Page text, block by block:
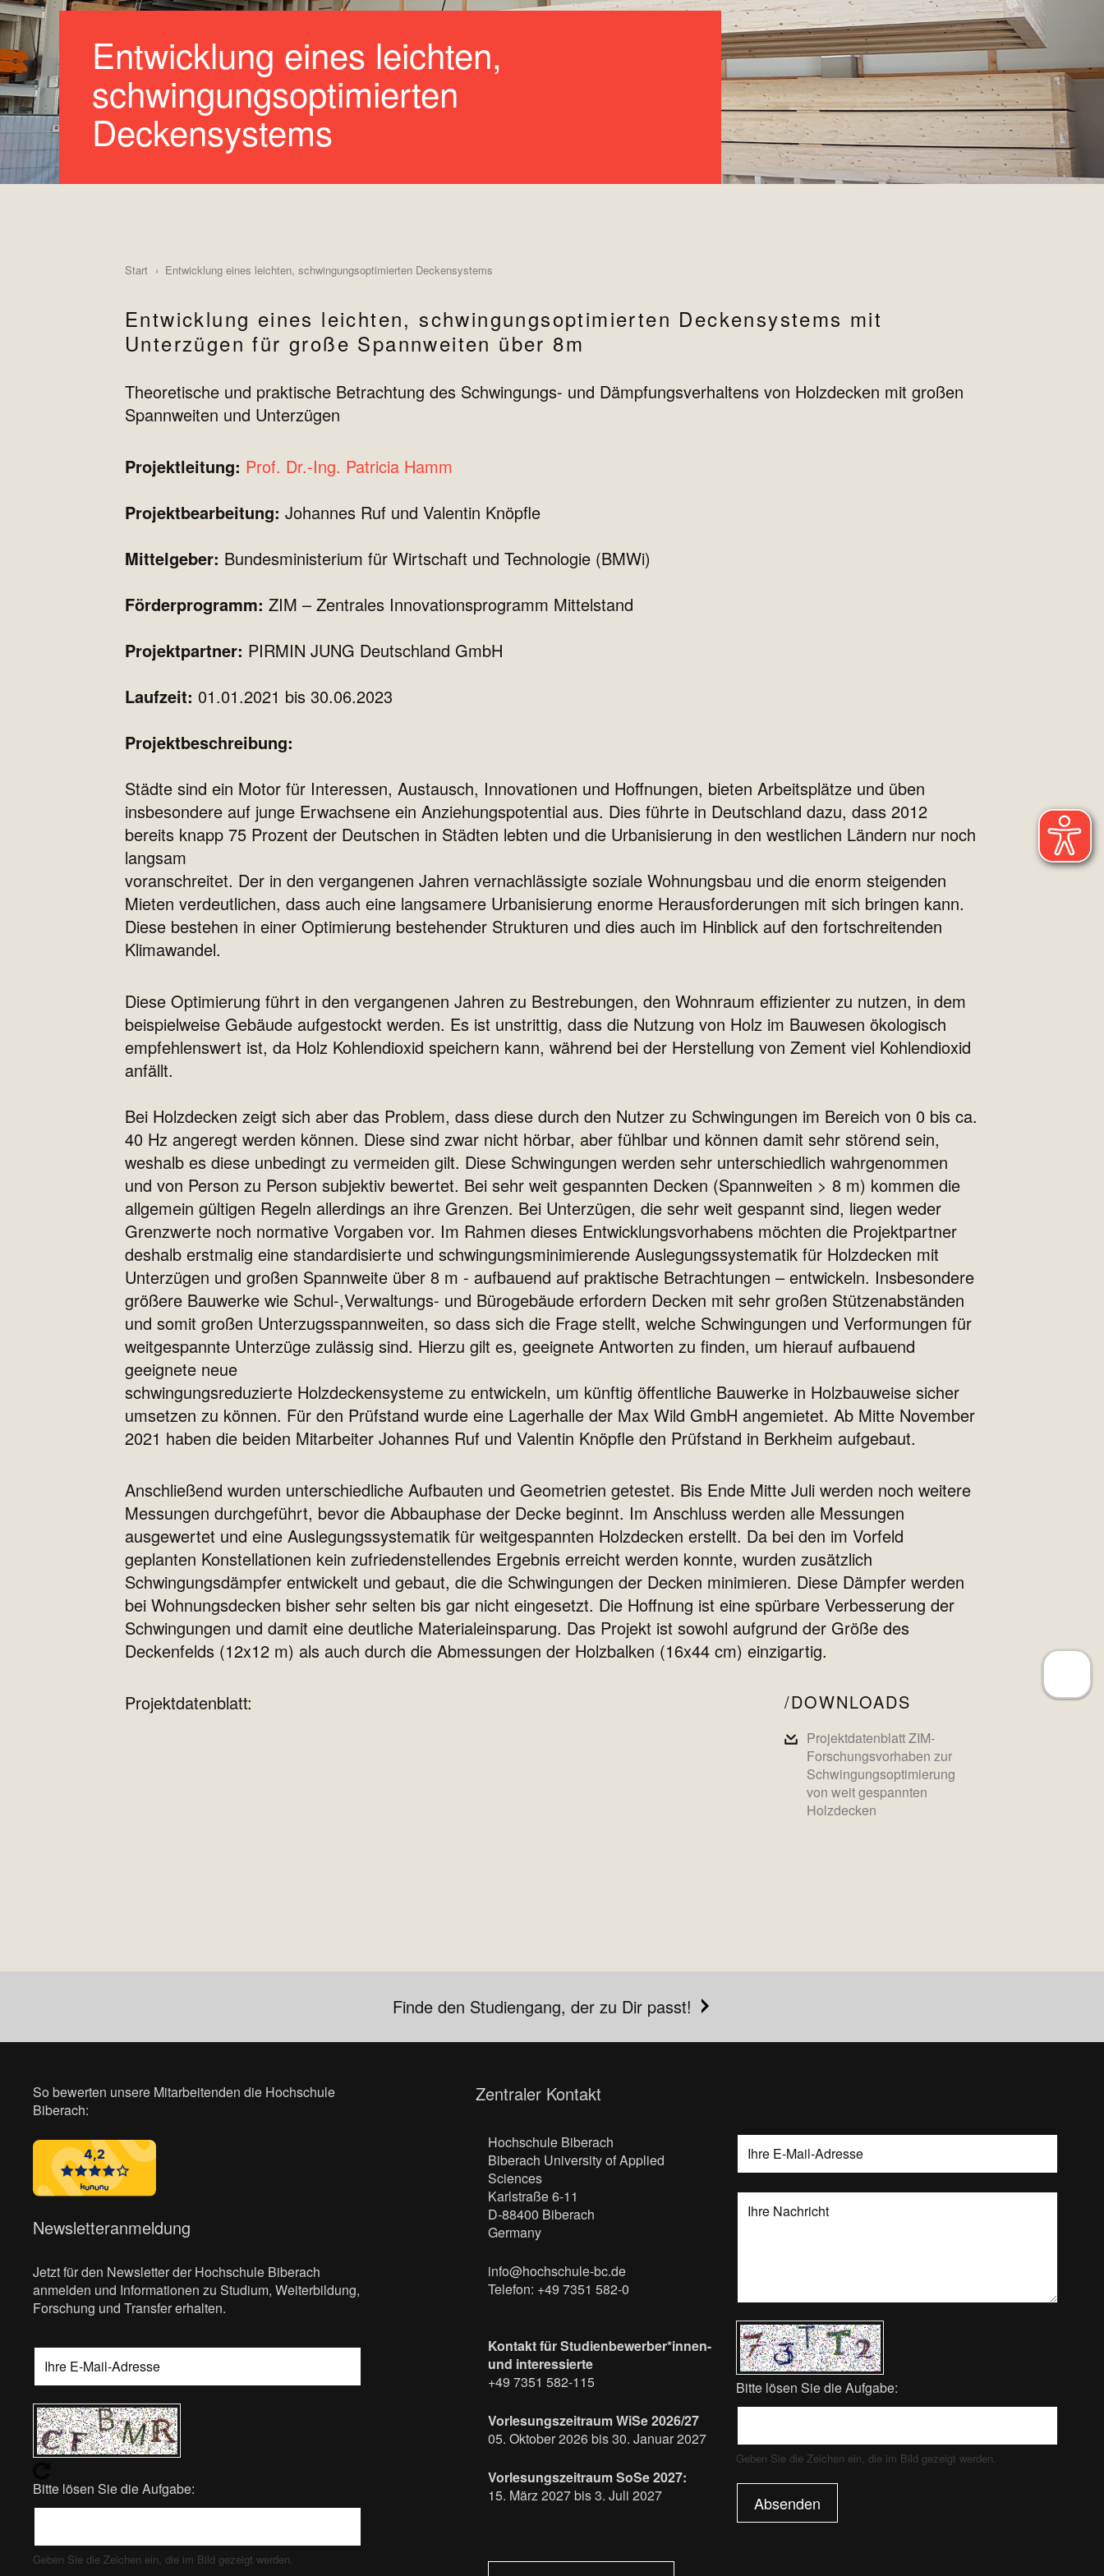
Entwicklung eines leichten,
schwingungsoptimierten
Deckensystems
Start Entwicklung eines leichten, schwingungsoptimierten Deckensystems
Entwicklung eines leichten, schwingungsoptimierten Deckensystems mit
Unterzügen für große Spannweiten über 8m
Theoretische und praktische Betrachtung des Schwingungs- und Dämpfungsverhaltens von Holzdecken mit großen
Spannweiten und Unterzügen
Projektleitung: Prof. Dr.-Ing. Patricia Hamm
Projektbearbeitung: Johannes Ruf und Valentin Knöpfle
Mittelgeber: Bundesministerium für Wirtschaft und Technologie (BMWi)
Förderprogramm: ZIM – Zentrales Innovationsprogramm Mittelstand
Projektpartner: PIRMIN JUNG Deutschland GmbH
Laufzeit: 01.01.2021 bis 30.06.2023
Projektbeschreibung:
Städte sind ein Motor für Interessen, Austausch, Innovationen und Hoffnungen, bieten Arbeitsplätze und üben
insbesondere auf junge Erwachsene ein Anziehungspotential aus. Dies führte in Deutschland dazu, dass 2012
bereits knapp 75 Prozent der Deutschen in Städten lebten und die Urbanisierung in den westlichen Ländern nur noch
langsam
voranschreitet. Der in den vergangenen Jahren vernachlässigte soziale Wohnungsbau und die enorm steigenden
Mieten verdeutlichen, dass auch eine langsamere Urbanisierung enorme Herausforderungen mit sich bringen kann.
Diese bestehen in einer Optimierung bestehender Strukturen und dies auch im Hinblick auf den fortschreitenden
Klimawandel.
Diese Optimierung führt in den vergangenen Jahren zu Bestrebungen, den Wohnraum effizienter zu nutzen, in dem
beispielweise Gebäude aufgestockt werden. Es ist unstrittig, dass die Nutzung von Holz im Bauwesen ökologisch
empfehlenswert ist, da Holz Kohlendioxid speichern kann, während bei der Herstellung von Zement viel Kohlendioxid
anfällt.
Bei Holzdecken zeigt sich aber das Problem, dass diese durch den Nutzer zu Schwingungen im Bereich von 0 bis ca.
40 Hz angeregt werden können. Diese sind zwar nicht hörbar, aber fühlbar und können damit sehr störend sein,
weshalb es diese unbedingt zu vermeiden gilt. Diese Schwingungen werden sehr unterschiedlich wahrgenommen
und von Person zu Person subjektiv bewertet. Bei sehr weit gespannten Decken (Spannweiten > 8 m) kommen die
allgemein gültigen Regeln allerdings an ihre Grenzen. Bei Unterzügen, die sehr weit gespannt sind, liegen weder
Grenzwerte noch normative Vorgaben vor. Im Rahmen dieses Entwicklungsvorhabens möchten die Projektpartner
deshalb erstmalig eine standardisierte und schwingungsminimierende Auslegungssystematik für Holzdecken mit
Unterzügen und großen Spannweite über 8 m - aufbauend auf praktische Betrachtungen – entwickeln. Insbesondere
größere Bauwerke wie Schul-,Verwaltungs- und Bürogebäude erfordern Decken mit sehr großen Stützenabständen
und somit großen Unterzugsspannweiten, so dass sich die Frage stellt, welche Schwingungen und Verformungen für
weitgespannte Unterzüge zulässig sind. Hierzu gilt es, geeignete Antworten zu finden, um hierauf aufbauend
geeignete neue
schwingungsreduzierte Holzdeckensysteme zu entwickeln, um künftig öffentliche Bauwerke in Holzbauweise sicher
umsetzen zu können. Für den Prüfstand wurde eine Lagerhalle der Max Wild GmbH angemietet. Ab Mitte November
2021 haben die beiden Mitarbeiter Johannes Ruf und Valentin Knöpfle den Prüfstand in Berkheim aufgebaut.
Anschließend wurden unterschiedliche Aufbauten und Geometrien getestet. Bis Ende Mitte Juli werden noch weitere
Messungen durchgeführt, bevor die Abbauphase der Decke beginnt. Im Anschluss werden alle Messungen
ausgewertet und eine Auslegungssystematik für weitgespannten Holzdecken erstellt. Da bei den im Vorfeld
geplanten Konstellationen kein zufriedenstellendes Ergebnis erreicht werden konnte, wurden zusätzlich
Schwingungsdämpfer entwickelt und gebaut, die die Schwingungen der Decken minimieren. Diese Dämpfer werden
bei Wohnungsdecken bisher sehr selten bis gar nicht eingesetzt. Die Hoffnung ist eine spürbare Verbesserung der
Schwingungen und damit eine deutliche Materialeinsparung. Das Projekt ist sowohl aufgrund der Größe des
Deckenfelds (12x12 m) als auch durch die Abmessungen der Holzbalken (16x44 cm) einzigartig.
Projektdatenblatt: DOWNLOADS
Projektdatenblatt ZIM-
Forschungsvorhaben zur
Schwingungsoptimierung
von weit gespannten
Holzdecken
Finde den Studiengang, der zu Dir passt!
So bewerten unsere Mitarbeitenden die Hochschule
Biberach:
Newsletteranmeldung
Jetzt für den Newsletter der Hochschule Biberach
anmelden und Informationen zu Studium, Weiterbildung,
Forschung und Transfer erhalten.
Bitte lösen Sie die Aufgabe:
Geben Sie die Zeichen ein, die im Bild gezeigt werden.
Zentraler Kontakt
Hochschule Biberach
Biberach University of Applied
Sciences
Karlstraße 6-11
D-88400 Biberach
Germany
info@hochschule-bc.de
Telefon: +49 7351 582-0
Kontakt für Studienbewerber*innen-
und interessierte
+49 7351 582-115
Vorlesungszeitraum WiSe 2026/27
05. Oktober 2026 bis 30. Januar 2027
Vorlesungszeitraum SoSe 2027:
15. März 2027 bis 3. Juli 2027
Bitte lösen Sie die Aufgabe:
Geben Sie die Zeichen ein, die im Bild gezeigt werden.
Absenden